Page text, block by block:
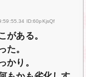
ID:60pKjsQf
がある。
た。
かり。